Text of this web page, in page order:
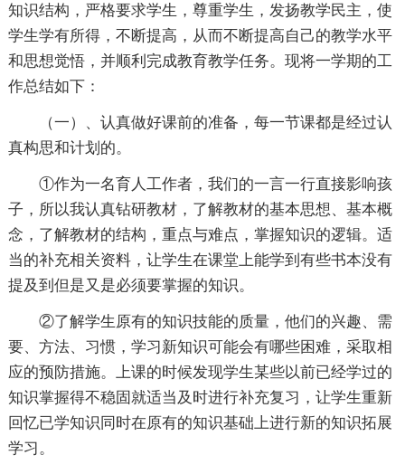
知识结构，严格要求学生，尊重学生，发扬教学民主，使
学生学有所得，不断提高，从而不断提高自己的教学水平
和思想觉悟，并顺利完成教育教学任务。现将一学期的工
作总结如下：
（一）、认真做好课前的准备，每一节课都是经过认
真构思和计划的。
①作为一名育人工作者，我们的一言一行直接影响孩
子，所以我认真钻研教材，了解教材的基本思想、基本概
念，了解教材的结构，重点与难点，掌握知识的逻辑。适
当的补充相关资料，让学生在课堂上能学到有些书本没有
提及到但是又是必须要掌握的知识。
②了解学生原有的知识技能的质量，他们的兴趣、需
要、方法、习惯，学习新知识可能会有哪些困难，采取相
应的预防措施。上课的时候发现学生某些以前已经学过的
知识掌握得不稳固就适当及时进行补充复习，让学生重新
回忆已学知识同时在原有的知识基础上进行新的知识拓展
学习。